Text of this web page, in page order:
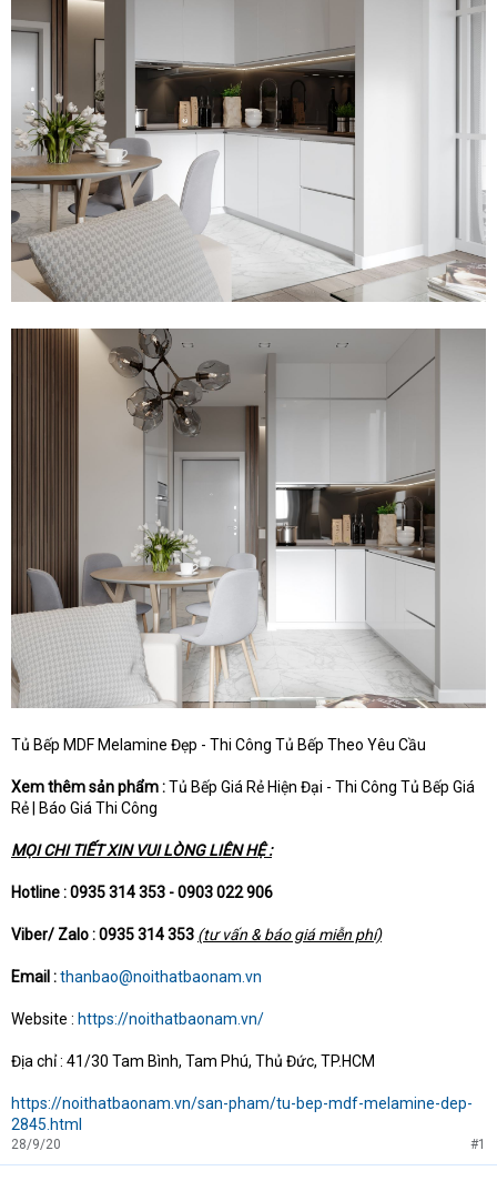
Tủ Bếp MDF Melamine Đẹp - Thi Công Tủ Bếp Theo Yêu Cầu
Xem thêm sản phẩm :Tủ Bếp Giá Rẻ Hiện Đại - Thi Công Tủ Bếp Giá
Rẻ | Báo Giá Thi Công
MỌI CHI TIẾT XIN VUI LÒNG LIÊN HỆ :
Hotline : 0935 314 353 - 0903 022 906
Viber/ Zalo : 0935 314 353 (tư vấn & báo giá miễn phí)
Email :thanbao@noithatbaonam.vn
Website : https://noithatbaonam.vn/
Địa chỉ : 41/30 Tam Bình, Tam Phú, Thủ Đức, TP.HCM
https://noithatbaonam.vn/san-pham/tu-bep-mdf-melamine-dep-
2845.html
28/9/20 #1